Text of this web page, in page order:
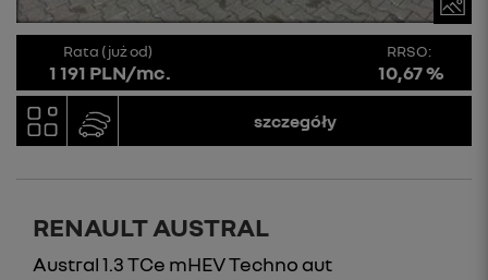
Rata (już od)
1 191 PLN/mc.
RRSO:
10,67 %
szczegóły
RENAULT AUSTRAL
Austral 1.3 TCe mHEV Techno aut